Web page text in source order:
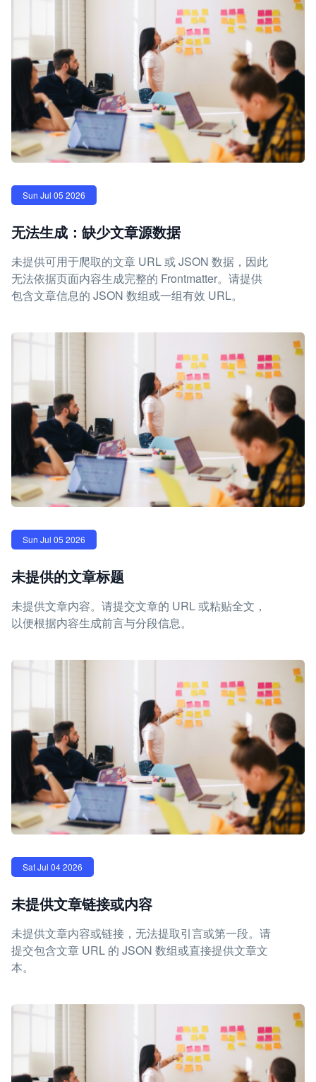
Sun Jul 05 2026
无法生成：缺少文章源数据
未提供可用于爬取的文章 URL 或 JSON 数据，因此
无法依据页面内容生成完整的 Frontmatter。请提供
包含文章信息的 JSON 数组或一组有效 URL。
Sun Jul 05 2026
未提供的文章标题
未提供文章内容。请提交文章的 URL 或粘贴全文，
以便根据内容生成前言与分段信息。
Sat Jul 04 2026
未提供文章链接或内容
未提供文章内容或链接，无法提取引言或第一段。请
提交包含文章 URL 的 JSON 数组或直接提供文章文
本。